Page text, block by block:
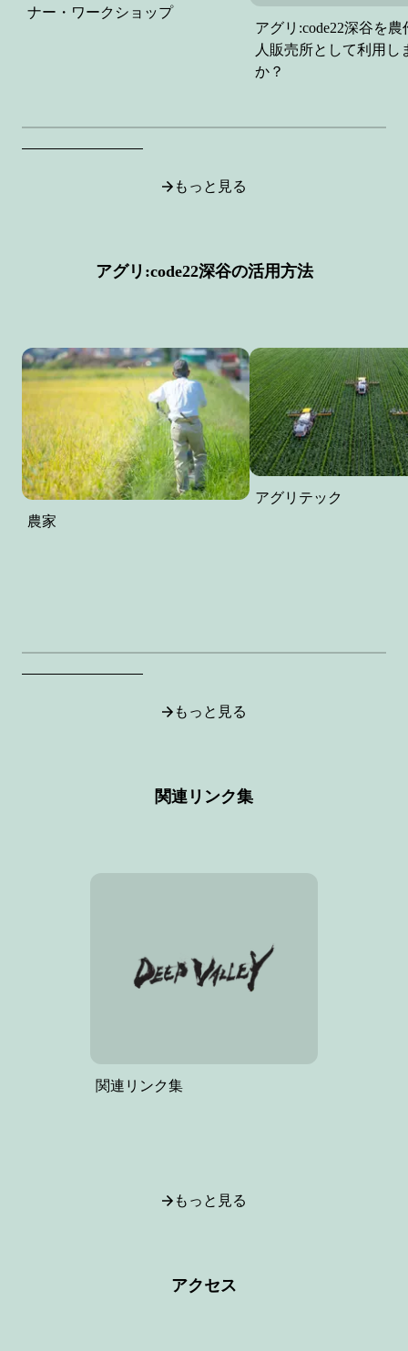
ナー・ワークショップ
アグリ:code22深谷を
人販売所として利用し
か？
もっと見る
アグリ:code22深谷の活用方法
農家
アグリテック
もっと見る
関連リンク集
関連リンク集
もっと見る
アクセス